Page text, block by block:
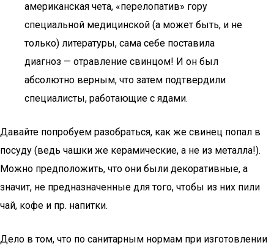
американская чета, «перелопатив» гору
специальной медицинской (а может быть, и не
только) литературы, сама себе поставила
диагноз — отравление свинцом! И он был
абсолютно верным, что затем подтвердили
специалисты, работающие с ядами.
Давайте попробуем разобраться, как же свинец попал в
посуду (ведь чашки же керамические, а не из металла!).
Можно предположить, что они были декоративные, а
значит, не предназначенные для того, чтобы из них пили
чай, кофе и пр. напитки.
Дело в том, что по санитарным нормам при изготовлении